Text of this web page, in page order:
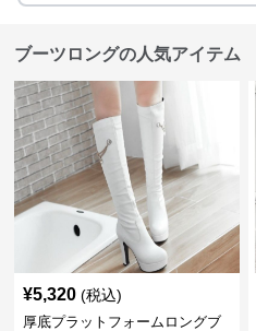
ブーツロングの人気アイテム
¥5,320 (税込)
厚底プラットフォームロングブ